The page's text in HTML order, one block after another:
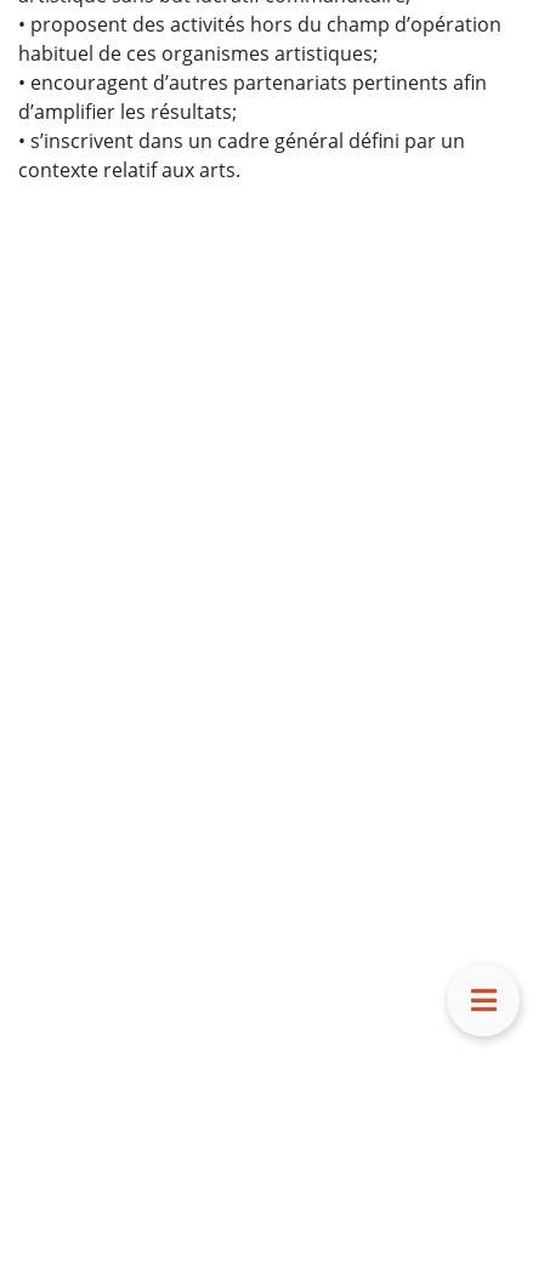
• proposent des activités hors du champ d’opération
habituel de ces organismes artistiques;
• encouragent d’autres partenariats pertinents afin
d’amplifier les résultats;
• s’inscrivent dans un cadre général défini par un
contexte relatif aux arts.